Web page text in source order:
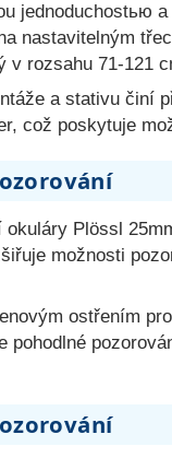
jednoduchostью
nastavitelným
rozsahu 71-121
a stativu činí
což poskytuje
Plössl
možnosti
ostřením